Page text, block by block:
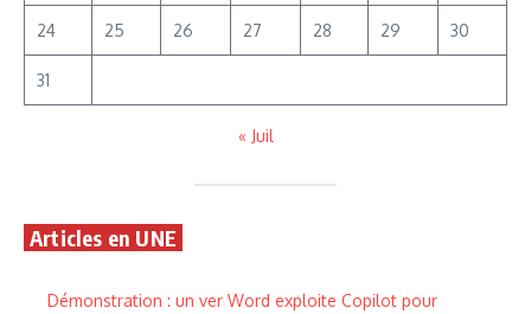
24 25 26 27 28 29 30
31
« Juil
Articles en UNE
Démonstration : un ver Word exploite Copilot pour